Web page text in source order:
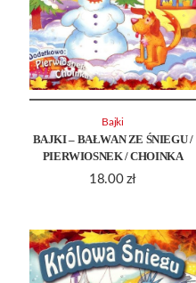
BAJKI – BAŁWAN ZE ŚNIEGU /
PIERWIOSNEK / CHOINKA
18.00 zł
Bajki